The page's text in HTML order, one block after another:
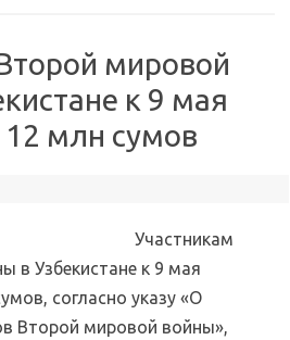
мировой
к 9 мая
млн сумов
Участникам
в Узбекистане к 9 мая
согласно указу «О
Второй мировой войны»,